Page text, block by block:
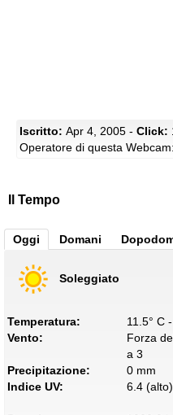
Iscritto: Apr 4, 2005 - Click:
Operatore di questa Webcam:
Il Tempo
Oggi Domani
Soleggiato
Temperatura:
11.5° C
Vento:
Forza
a 3
Precipitazione:
0 mm
Indice UV:
6.4 (alto)